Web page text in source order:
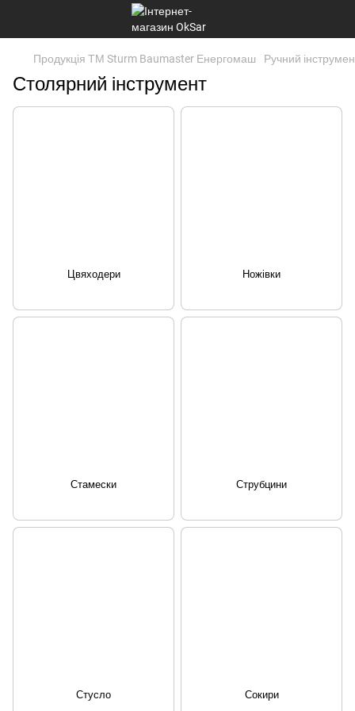
Продукція ТМ Sturm Baumaster Енергомаш Ручний
Столярний інструмент
Цвяходери Ножівки
Стамески Струбцини
Стусло Сокири